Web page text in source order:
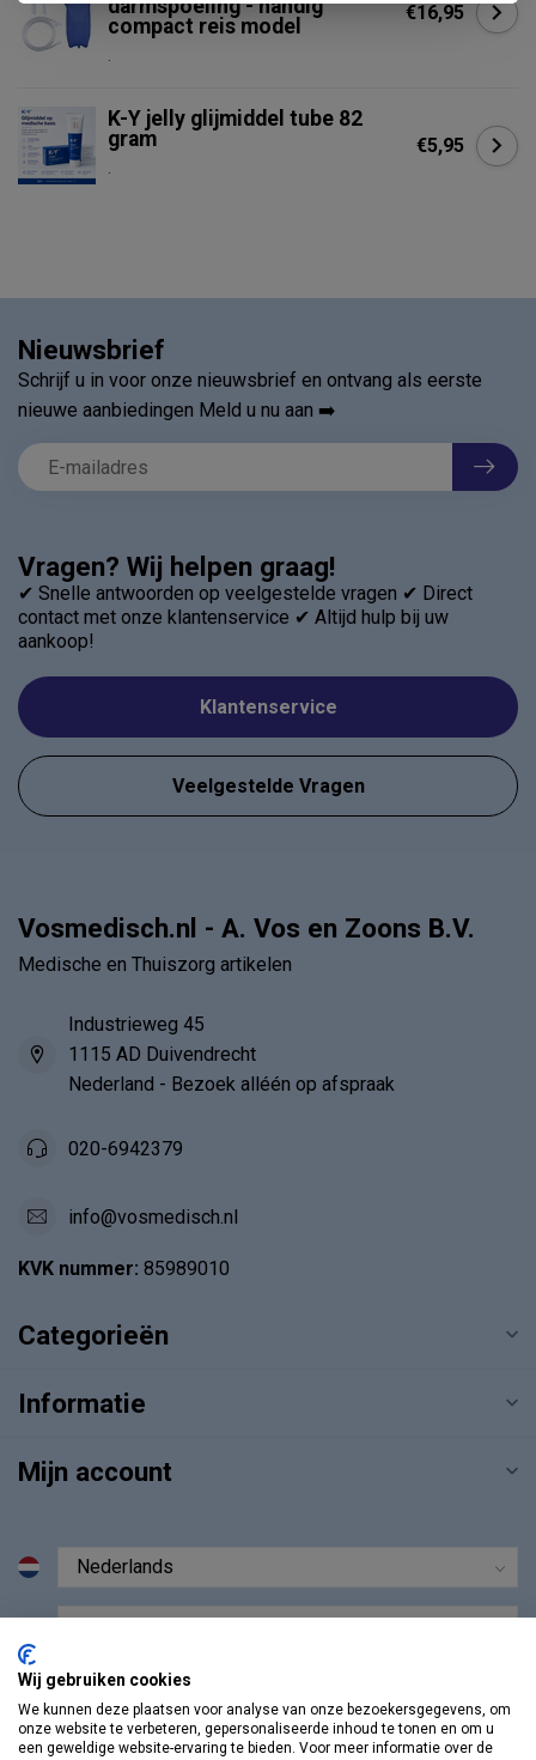
darmspoeling - handig
compact reis model
.
€16,95
K-Y jelly glijmiddel tube 82
gram
.
€5,95
Vragen? Wij helpen graag!
✔ Snelle antwoorden op veelgestelde vragen ✔ Direct
contact met onze klantenservice ✔ Altijd hulp bij uw
aankoop!
Klantenservice
Veelgestelde Vragen
Nieuwsbrief
Schrijf u in voor onze nieuwsbrief en ontvang als eerste
nieuwe aanbiedingen Meld u nu aan ➡️
Vosmedisch.nl - A. Vos en Zoons B.V.
Medische en Thuiszorg artikelen
Industrieweg 45
1115 AD Duivendrecht
Nederland - Bezoek alléén op afspraak
020-6942379
info@vosmedisch.nl
KVK nummer: 85989010
Categorieën
Informatie
Mijn account
Wij gebruiken cookies
We kunnen deze plaatsen voor analyse van onze bezoekersgegevens, om
onze website te verbeteren, gepersonaliseerde inhoud te tonen en om u
een geweldige website-ervaring te bieden. Voor meer informatie over de